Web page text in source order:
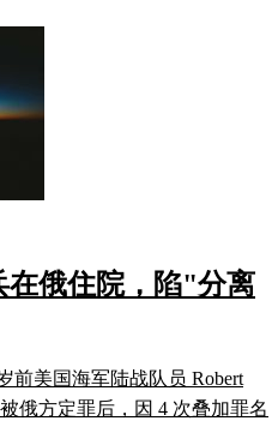
在俄住院，陷"分离
前美国海军陆战队员 Robert
俄方定罪后，因 4 次叠加罪名